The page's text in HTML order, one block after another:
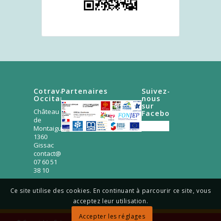
Cotravaux
Occitanie
Château
de
Montaigut
1360
Gissac
contact@occitanie.cotravaux.org
07 60 51
38 10
Partenaires Suivez-
nous
sur
Facebook
Ce site utilise des cookies. En continuant à parcourir ce site, vous
acceptez leur utilisation.
Accepter les réglages